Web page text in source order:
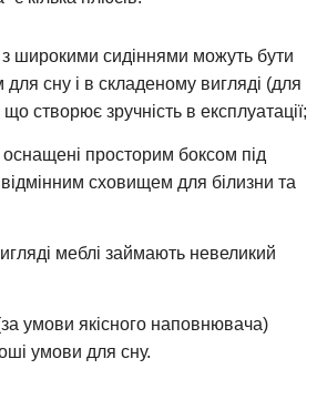
широкими сидіннями можуть бути
сну і в складеному вигляді (для
створює зручність в експлуатації;
оснащені просторим боксом під
сховищем для білизни та
меблі займають невеликий
умови якісного наповнювача)
умови для сну.